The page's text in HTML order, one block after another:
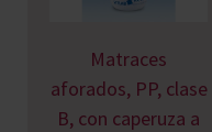
Matraces
aforados, PP, clase
B, con caperuza a